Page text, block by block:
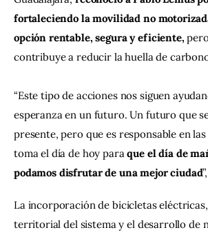
fortaleciendo la movilidad no
opción rentable, segura y eficiente,
contribuye a reducir la huella de
“Este tipo de acciones nos siguen
esperanza en un futuro. Un futuro que
presente, pero que es responsable en
toma el día de hoy para que el día de
podamos disfrutar de una mejor ciudad
La incorporación de bicicletas
territorial del sistema y el desarrollo de